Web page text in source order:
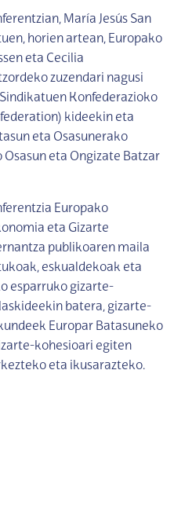
María Jesús San
horien artean, Europako
eta Cecilia
zuzendari nagusi
Konfederazioko
kideekin eta
eta Osasunerako
eta Ongizate Batzar
Europako
eta Gizarte
publikoaren maila
eskualdekoak eta
esparruko gizarte-
batera, gizarte-
Europar Batasuneko
kohesioari egiten
eta ikusarazteko.